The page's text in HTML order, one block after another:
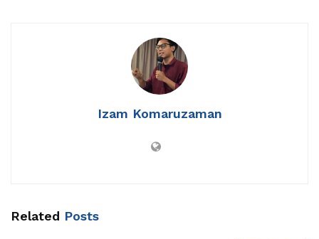
Izam Komaruzaman
Related Posts